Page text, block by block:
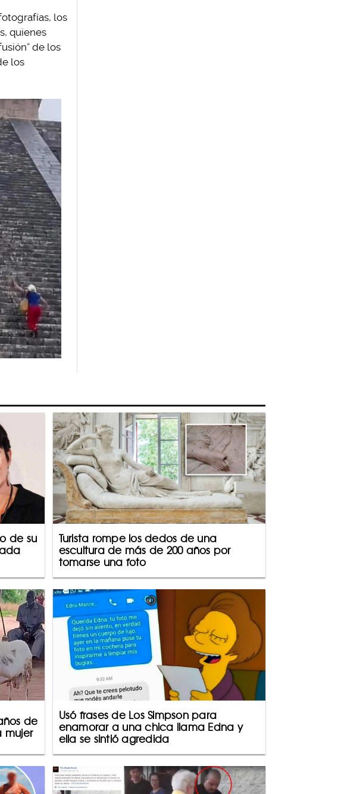
los
quienes
de los
los
de su
Turista rompe los dedos de una
escultura de más de 200 años por
tomarse una foto
de
mujer
Usó frases de Los Simpson para
enamorar a una chica llama Edna y
ella se sintió agredida